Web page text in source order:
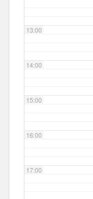
13:00
14:00
15:00
16:00
17:00